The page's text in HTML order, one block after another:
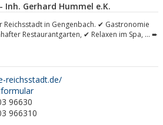
Inh. Gerhard Hummel e.K.
Reichsstadt in Gengenbach. ✔ Gastronomie
Restaurantgarten, ✔ Relaxen im Spa, ... ➨
reichsstadt.de/
96630
966310